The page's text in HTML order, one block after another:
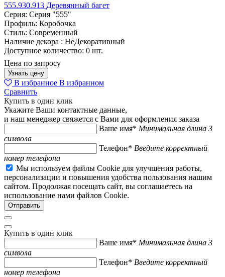
555.930.913 Деревянный багет
Серия: Серия "555"
Профиль: Коробочка
Стиль: Современный
Наличие декора : НеДекоративный
Доступное количество: 0 шт.
Цена по запросу
Узнать цену
В избранное В избранном
Сравнить
Купить в один клик
Укажите Ваши контактные данные,
и наш менеджер свяжется с Вами для оформления заказа
Ваше имя* Минимальная длина 3
символа
Телефон* Введите корректный
номер телефона
Мы используем файлы Cookie для улучшения работы,
персонализации и повышения удобства пользования нашим
сайтом. Продолжая посещать сайт, вы соглашаетесь на
использование нами файлов Cookie.
Купить в один клик
Ваше имя* Минимальная длина 3
символа
Телефон* Введите корректный
номер телефона